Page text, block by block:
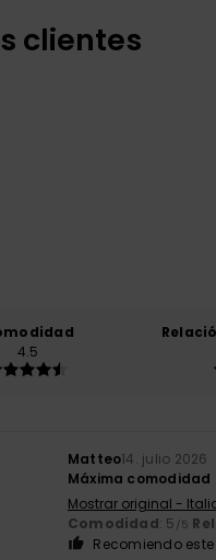
clientes
4.5
Matteo14. julio 2026
Máxima comodidad
Mostrar original -
Comodidad: 5 /5
Recomiendo